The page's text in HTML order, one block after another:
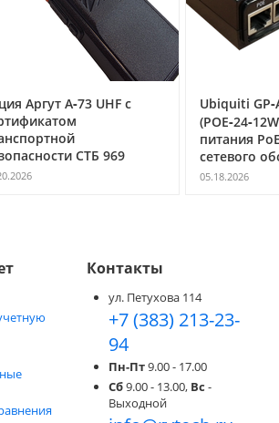
UHF с
969
Ubiquiti GP‑A240‑050
(POE‑24‑12W) — инжектор
питания PoE 24 В, 0,5 А
сетевого оборудования
Контакты
ул. Петухова 114
+7 (383) 213-23-
94
Пн-Пт9.00 - 17.00
Сб9.00 - 13.00, Вс -
Выходной